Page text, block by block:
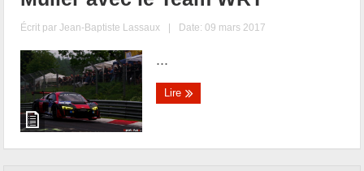
Écrit parJean-Baptiste Lassaux | Date: 09 mars 2017
...
Lire